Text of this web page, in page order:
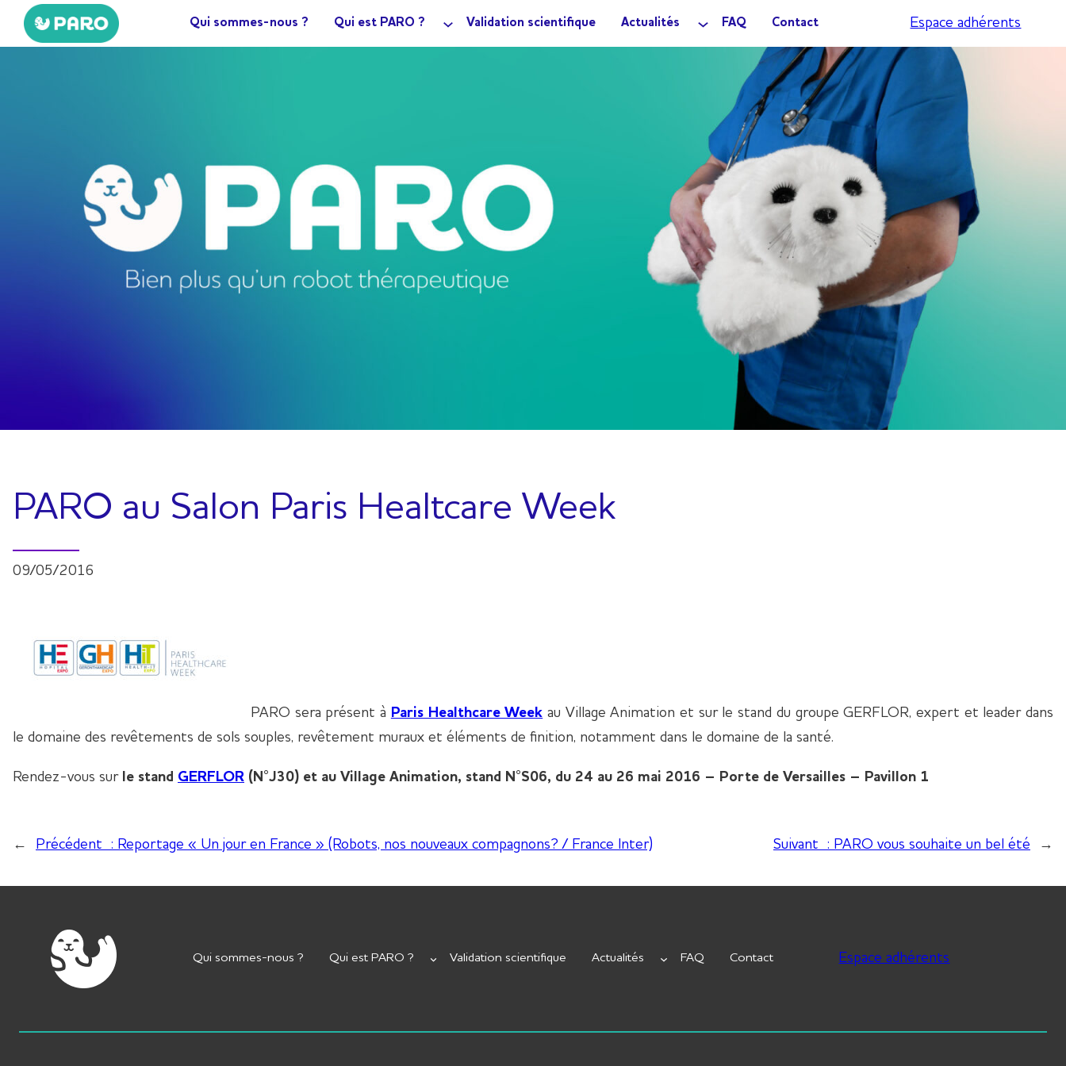
Aller
Qui sommes-nous ? Qui est PARO ? Validation scientifique Actualités FAQ Contact Espace adhérents
PARO au Salon Paris Healtcare Week
09/05/2016
PARO sera présent à Paris Healthcare Week au Village Animation et sur le stand du groupe GERFLOR, expert et leader dans
le domaine des revêtements de sols souples, revêtement muraux et éléments de finition, notamment dans le domaine de la santé.
Rendez-vous sur le stand GERFLOR (N°J30) et au Village Animation, stand N°S06, du 24 au 26 mai 2016 – Porte de Versailles – Pavillon 1
← Précédent : Reportage « Un jour en France » (Robots, nos nouveaux compagnons? / France Inter) Suivant : PARO vous souhaite un bel été →
Qui sommes-nous ? Qui est PARO ? Validation scientifique Actualités FAQ Contact Espace adhérents